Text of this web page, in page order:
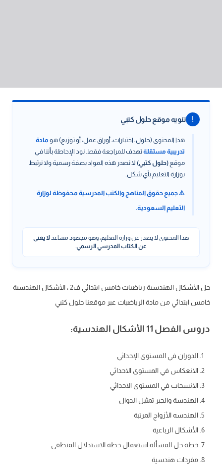
! تنويه موقع حلول كتبي
هذا المحتوى (حلول، اختبارات، أوراق عمل، أو توزيع) هو مادة
تدريبية مستقلةتهدف للمراجعة فقط. نود الإحاطة بأننا في
موقع (حلول كتبي) لا نصدر هذه المواد بصفة رسمية ولا نرتبط
بوزارة التعليم بأي شكل.
⚠️ جميع حقوق المناهج والكتب المدرسية محفوظة لوزارة
التعليم السعودية.
هذا المحتوى لا يصدر عن وزارة التعليم، وهو مجهود مساعدلا يغني
عن الكتاب المدرسي الرسمي.
حل الأشكال الهندسية رياضيات خامس ابتدائي ف2 ، الأشكال الهندسية
خامس ابتدائي من مادة الرياضيات عبر موقعنا حلول كتبي
دروس الفصل 11 الأشكال الهندسية:
الدوران في المستوى الإحداثي
الانعكاس في المستوى الاحداثي
الانسحاب في المستوى الاحداثي
الهندسة والجبر تمثيل الدوال
الهندسه الأزواج المرتبة
الأشكال الرباعية
خطة حل المسألة استعمال خطة الاستدلال المنطقي
مفردات هندسية